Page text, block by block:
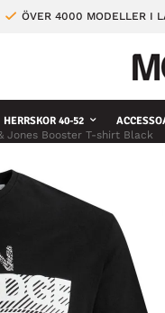
ÖVER 4000 MODELLER I
HERRSKOR 40-52
Jones Booster T-shirt Black